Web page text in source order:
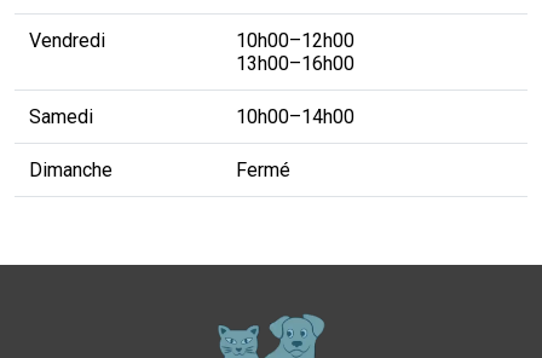
Vendredi
10h00–12h00
13h00–16h00
Samedi 10h00–14h00
Dimanche Fermé